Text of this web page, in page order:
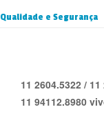
11 2604.5322 /
11 94112.8980
Qualidade e Segurança